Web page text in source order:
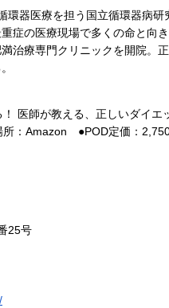
環器医療を担う国立循環器病
症の医療現場で多くの命と向
治療専門クリニックを開院。
医師が教える、正しいダイエ
：Amazon ●POD定価：
25号